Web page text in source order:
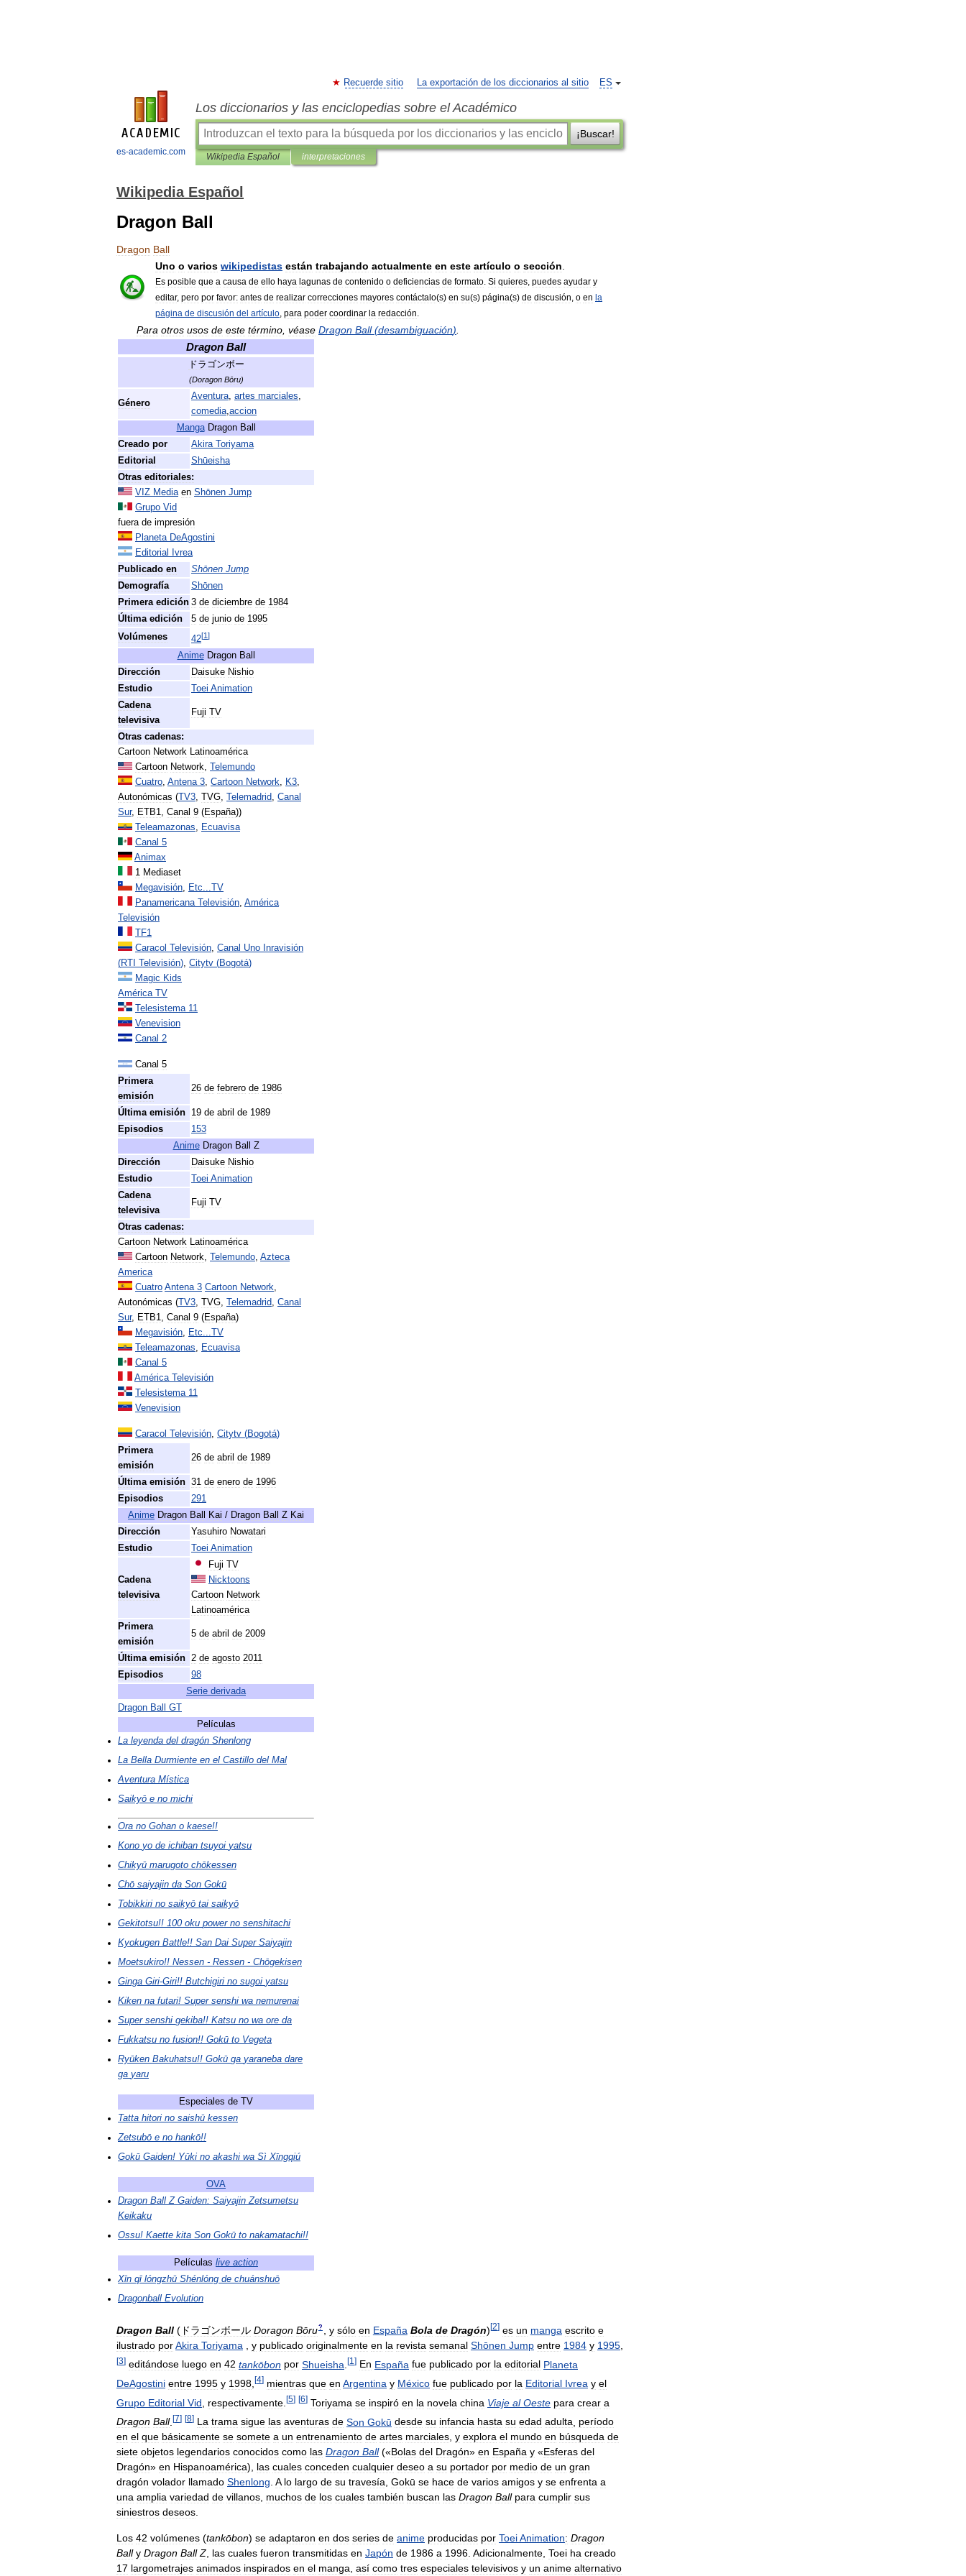
es-academic.com
ES
Recuerde sitio La exportación de los diccionarios al sitio
Los diccionarios y las enciclopedias sobre el Académico
¡Buscar!
Wikipedia Español interpretaciones
Wikipedia Español
Dragon Ball
Dragon Ball
Uno o varios wikipedistas están trabajando actualmente en este artículo o sección
Es posible que a causa de ello haya lagunas de contenido o deficiencias de formato. Si quieres, puedes ayudar y
editar, pero por favor: antes de realizar correcciones mayores contáctalo(s) en su(s) página(s) de discusión, o en la
página de discusión del artículo, para poder coordinar la redacción.
Para otros usos de este término véase Dragon Ball(desambiguación)
Dragon Ball
ドラゴンボー
(Doragon Bōru)
Género
Aventura, artes marciales,
comedia,accion
Manga Dragon Ball
Creado por Akira
Toriyama
Editorial
Shūeisha
Otras editoriales:
VIZ Media en Shōnen Jump
Grupo Vid
fuera de impresión
Planeta DeAgostini
Editorial
Ivrea
Publicado en Shōnen Jump
Demografía
Shōnen
Primera edición 3 de diciembre de 1984
Última edición 5 de junio de 1995
Volúmenes
42[1]
Anime Dragon Ball
Dirección
Daisuke Nishio
Estudio
Toei Animation
Cadena
televisiva
Fuji TV
Otras cadenas:
Cartoon Network Latinoamérica
Cartoon Network,
Telemundo
Cuatro, Antena 3, Cartoon Network, K3,
Autonómicas ( TV3, TVG, Telemadrid, Canal
Sur, ETB1, Canal 9 (España))
Teleamazonas, Ecuavisa
Canal 5
Animax
1 Mediaset
Megavisión, Etc... TV
Panamericana
Televisión, América
Televisión
TF1
Caracol
Televisión, Canal Uno Inravisión
(RTI Televisión), Citytv (Bogotá)
Magic Kids
América
TV
Telesistema 11
Venevision
Canal 2
Canal 5
Primera
emisión
26 de febrero de 1986
Última emisión 19 de abril de 1989
Episodios
153
Anime Dragon Ball
Z
Dirección
Daisuke Nishio
Estudio
Toei Animation
Cadena
televisiva
Fuji TV
Otras cadenas:
Cartoon Network Latinoamérica
Cartoon Network, Telemundo, Azteca
America
Cuatro Antena 3 Cartoon Network,
Autonómicas ( TV3, TVG, Telemadrid, Canal
Sur, ETB1, Canal 9 (España)
Megavisión, Etc... TV
Teleamazonas, Ecuavisa
Canal 5
América
Televisión
Telesistema 11
Venevision
Caracol Televisión, Citytv (Bogotá)
Primera
emisión
26 de abril de 1989
Última emisión 31 de enero de 1996
Episodios
291
Anime Dragon Ball Kai / Dragon Ball Z Kai
Dirección
Yasuhiro Nowatari
Estudio
Toei Animation
Cadena
televisiva
Fuji
TV
Nicktoons
Cartoon Network
Latinoamérica
Primera
emisión
5 de abril de 2009
Última emisión 2 de agosto 2011
Episodios
98
Serie derivada
Dragon Ball
GT
Películas
La leyenda del dragón Shenlong
La Bella Durmiente en el Castillo del Mal
Aventura Mística
Saikyō e no michi
Ora no Gohan o kaese!!
Kono yo de ichiban tsuyoi yatsu
Chikyū marugoto chōkessen
Chō saiyajin da Son Gokū
Tobikkiri no saikyō tai saikyō
Gekitotsu!! 100 oku power no senshitachi
Kyokugen Battle!! San Dai Super Saiyajin
Moetsukiro!! Nessen - Ressen - Chōgekisen
Ginga Giri-Giri!! Butchigiri no sugoi yatsu
Kiken na futari! Super senshi wa nemurenai
Super senshi gekiba!! Katsu no wa ore da
Fukkatsu no fusion!! Gokū to Vegeta
Ryūken Bakuhatsu!! Gokū ga yaraneba dare
ga yaru
Especiales de
TV
Tatta hitori no saishū kessen
Zetsubō e no hankō!!
Gokū Gaiden! Yūki no akashi wa Sì Xīngqiú
OVA
Dragon Ball Z Gaiden: Saiyajin Zetsumetsu
Keikaku
Ossu! Kaette kita Son Gokū to nakamatachi!!
Películas live action
Xīn qī lóngzhū Shénlóng de chuánshuō
Dragonball Evolution
Dragon Ball ( ドラゴンボール Doragon Bōru? y sólo en España Bola de Dragón)[2] es un manga escrito e
ilustrado porAkira Toriyama y publicado originalmente en la revista semanal Shōnen Jump entre 1984 y 1995
[3] editándose luego en 42 tankōbon por Shueisha [1 ] En España fue publicado por la editorial Planeta
DeAgostini entre 1995 y 1998 [4] mientras que en Argentina y México fue publicado por la Editorial Ivrea y el
Grupo Editorial Vid respectivamente [5] [6] Toriyama se inspiró en la novela china Viaje al Oeste para crear a
Dragon Ball. [7] [8] La trama sigue las aventuras de Son Gokū desde su infancia hasta su edad adulta período
en el que básicamente se somete a un entrenamiento de artes marciales, y explora el mundo en búsqueda de
siete objetos legendarios conocidos como las Dragon Ball(«Bolas del Dragón» en España y «Esferas del
Dragón» en Hispanoamérica), las cuales conceden cualquier deseo a su portador por medio de un gran
dragón volador llamado Shenlong. A lo largo de su travesía, Gokū se hace de varios amigos y se enfrenta a
una amplia variedad de villanos, muchos de los cuales también buscan las Dragon Ball para cumplir sus
siniestros deseos.
Los 42 volúmenes (tankōbon) se adaptaron en dos series de anime producidas por ToeiAnimation: Dragon
Ball y Dragon Ball Z, las cuales fueron transmitidas en Japón de 1986 a 1996. Adicionalmente, Toei ha creado
17 largometrajes animados inspirados en el manga, así como tres especiales televisivos y un anime alternativo